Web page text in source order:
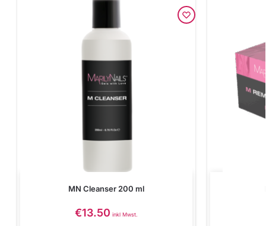
MN Cleanser 200 ml
€13.50 inkl Mwst.